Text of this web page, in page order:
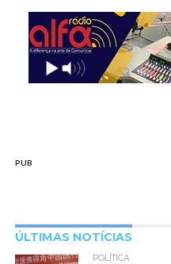
PUB
ÚLTIMAS NOTÍCIAS
POLÍTICA